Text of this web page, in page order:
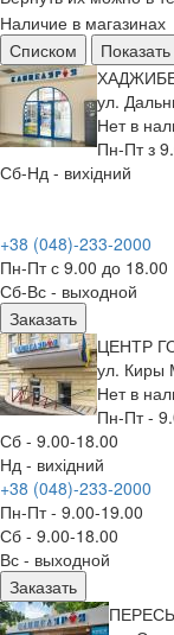
Наличие в магазинах
Списком
ул.
Нет в
Пн-Пт з
Сб-Нд - вихідний
+38 (048)-233-2000
Пн-Пт с 9.00 до 18.00
Сб-Вс - выходной
Заказать
ЦЕНТР
ул. Киры
Нет в
Пн-Пт -
Сб - 9.00-18.00
Нд - вихідний
+38 (048)-233-2000
Пн-Пт - 9.00-19.00
Сб - 9.00-18.00
Вс - выходной
Заказать